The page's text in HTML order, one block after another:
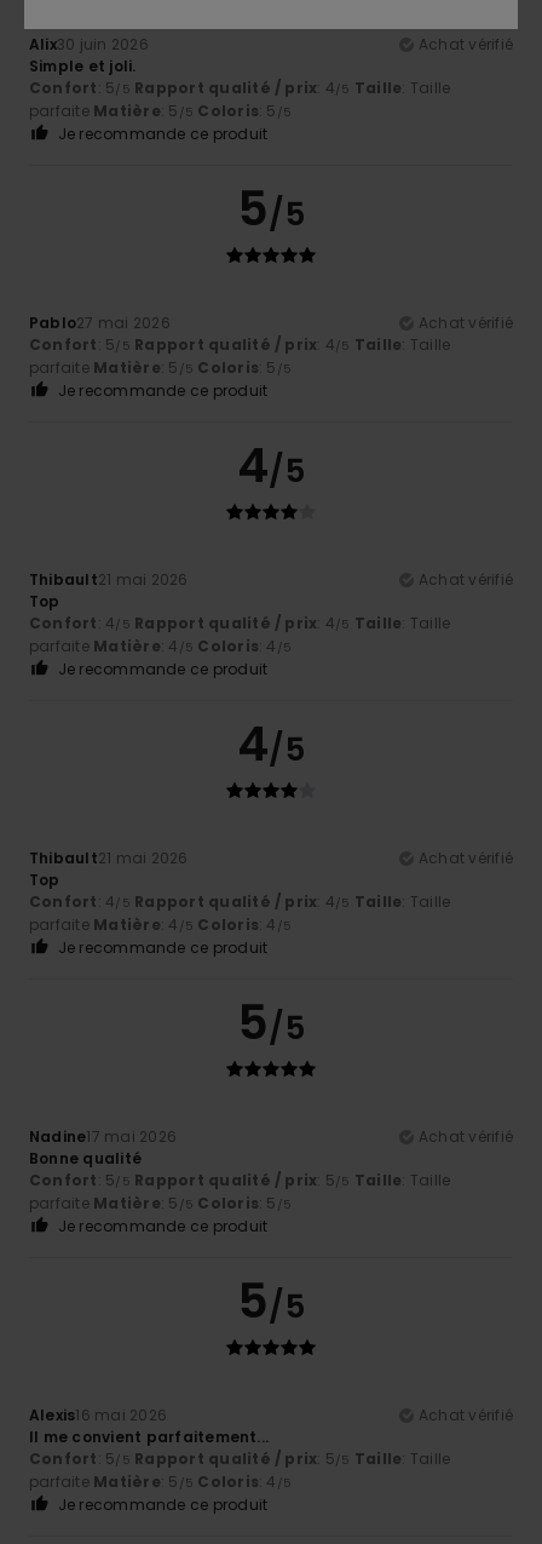
Alix30 juin 2026
Achat vérifié
Simple et joli.
Confort: 5 /5 Rapport qualité / prix: 4 /5 Taille: Taille
parfaite Matière: 5 /5 Coloris: 5 /5
Je recommande ce produit
5/5
Pablo27 mai 2026
Achat vérifié
Confort: 5 /5 Rapport qualité / prix: 4 /5 Taille: Taille
parfaite Matière: 5 /5 Coloris: 5 /5
Je recommande ce produit
4/5
Thibault21 mai 2026
Achat vérifié
Top
Confort: 4 /5 Rapport qualité / prix: 4 /5 Taille: Taille
parfaite Matière: 4 /5 Coloris: 4 /5
Je recommande ce produit
4/5
Thibault21 mai 2026
Achat vérifié
Top
Confort: 4 /5 Rapport qualité / prix: 4 /5 Taille: Taille
parfaite Matière: 4 /5 Coloris: 4 /5
Je recommande ce produit
5/5
Nadine17 mai 2026
Achat vérifié
Bonne qualité
Confort: 5 /5 Rapport qualité / prix: 5 /5 Taille: Taille
parfaite Matière: 5 /5 Coloris: 5 /5
Je recommande ce produit
5/5
Alexis16 mai 2026
Achat vérifié
Il me convient parfaitement...
Confort: 5 /5 Rapport qualité / prix: 5 /5 Taille: Taille
parfaite Matière: 5 /5 Coloris: 4 /5
Je recommande ce produit